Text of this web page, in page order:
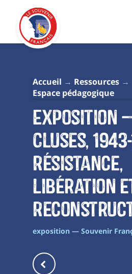
Accueil
Ressources
Espace pédagogique
Exposition
Cluses,
Résistance,
Libération
exposition — Souvenir